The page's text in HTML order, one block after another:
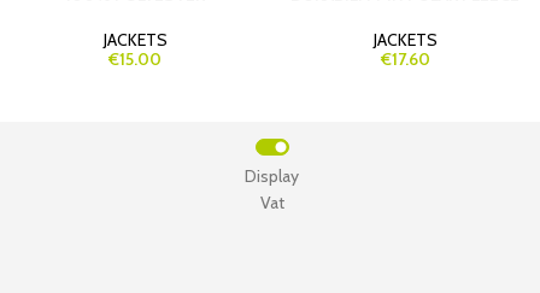
JACKETS
€15.00
JACKETS
€17.60
Vat
Display